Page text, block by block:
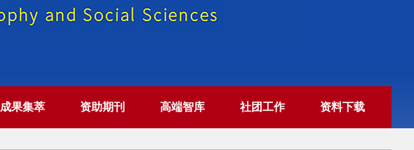
成果集萃 资助期刊 高端智库 社团工作 资料下载